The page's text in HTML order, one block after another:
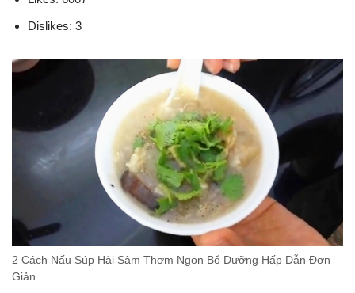
Dislikes: 3
2 Cách Nấu Súp Hải Sâm Thơm Ngon Bổ Dưỡng Hấp Dẫn Đơn
Giản